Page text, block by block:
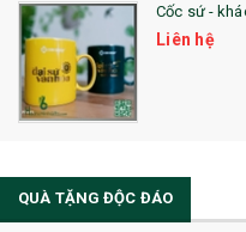
Cốc sứ -
Liên hệ
QUÀ TẶNG ĐỘC ĐÁO